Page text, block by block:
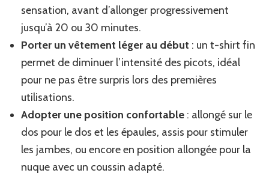
sensation, avant d’allonger progressivement
jusqu’à 20 ou 30 minutes.
Porter un vêtement léger au début : un t-shirt fin
permet de diminuer l’intensité des picots, idéal
pour ne pas être surpris lors des premières
utilisations.
Adopter une position confortable : allongé sur le
dos pour le dos et les épaules, assis pour stimuler
les jambes, ou encore en position allongée pour la
nuque avec un coussin adapté.